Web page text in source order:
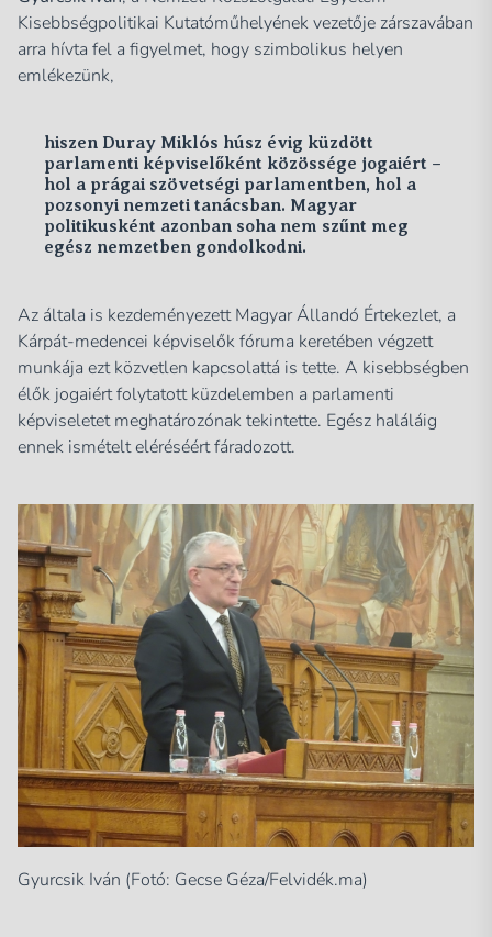
Kisebbségpolitikai Kutatóműhelyének vezetője zárszavában
arra hívta fel a figyelmet, hogy szimbolikus helyen
emlékezünk,
hiszen Duray Miklós húsz évig küzdött
parlamenti képviselőként közössége jogaiért –
hol a prágai szövetségi parlamentben, hol a
pozsonyi nemzeti tanácsban. Magyar
politikusként azonban soha nem szűnt meg
egész nemzetben gondolkodni.
Az általa is kezdeményezett Magyar Állandó Értekezlet, a
Kárpát-medencei képviselők fóruma keretében végzett
munkája ezt közvetlen kapcsolattá is tette. A kisebbségben
élők jogaiért folytatott küzdelemben a parlamenti
képviseletet meghatározónak tekintette. Egész haláláig
ennek ismételt eléréséért fáradozott.
Gyurcsik Iván (Fotó: Gecse Géza/Felvidék.ma)